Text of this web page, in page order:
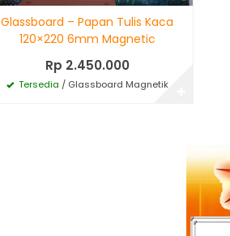
Glassboard – Papan Tulis Kaca
120×220 6mm Magnetic
Rp 2.450.000
Tersedia / Glassboard Magnetik